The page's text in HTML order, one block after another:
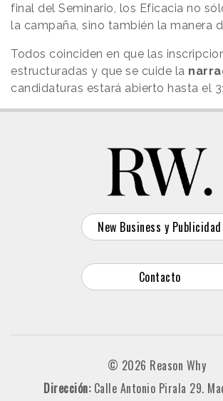
final del Seminario, los Eficacia no
la campaña, sino también la manera
Todos coinciden en que las
estructuradas y que se cuide la
candidaturas estará abierto hasta el
New Business y Publicidad
Contacto
© 2026 Reason Why
Dirección: Calle Antonio Pirala 29.